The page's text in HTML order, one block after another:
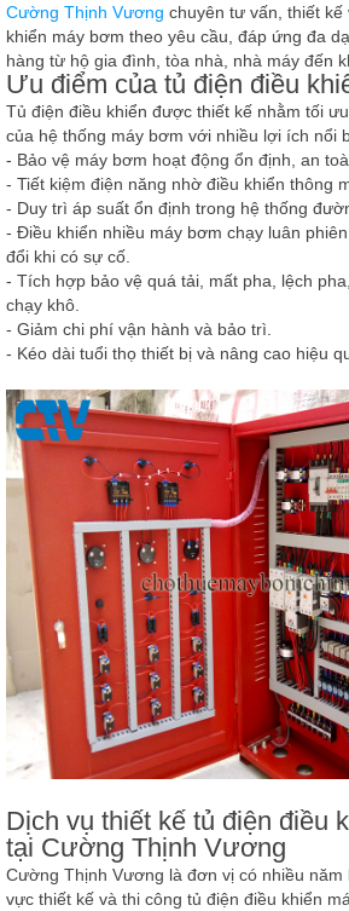
Cường Thịnh Vương chuyên tư vấn, thiết kế
khiển máy bơm theo yêu cầu, đáp ứng đa
hàng từ hộ gia đình, tòa nhà, nhà máy đến
Ưu điểm của tủ điện điều
Tủ điện điều khiển được thiết kế nhằm tối
của hệ thống máy bơm với nhiều lợi ích nổi
- Bảo vệ máy bơm hoạt động ổn định, an
- Tiết kiệm điện năng nhờ điều khiển thông
- Duy trì áp suất ổn định trong hệ thống
- Điều khiển nhiều máy bơm chạy luân
đổi khi có sự cố.
- Tích hợp bảo vệ quá tải, mất pha, lệch
chạy khô.
- Giảm chi phí vận hành và bảo trì.
- Kéo dài tuổi thọ thiết bị và nâng cao hiệu
Dịch vụ thiết kế tủ điện điều
tại Cường Thịnh Vương
Cường Thịnh Vương là đơn vị có nhiều năm
vực thiết kế và thi công tủ điện điều khiển